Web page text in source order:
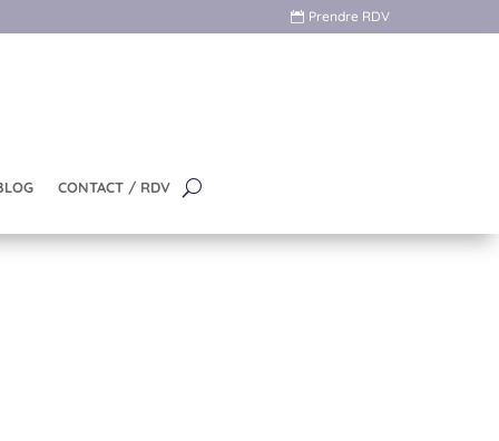
Prendre RDV
CONTACT / RDV